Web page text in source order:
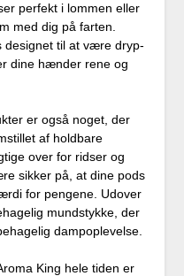
perfekt i lommen eller
med dig på farten.
designet til at være dryp-
dine hænder rene og
er også noget, der
af holdbare
over for ridser og
sikker på, at dine pods
for pengene. Udover
mundstykke, der
dampoplevelse.
King hele tiden er